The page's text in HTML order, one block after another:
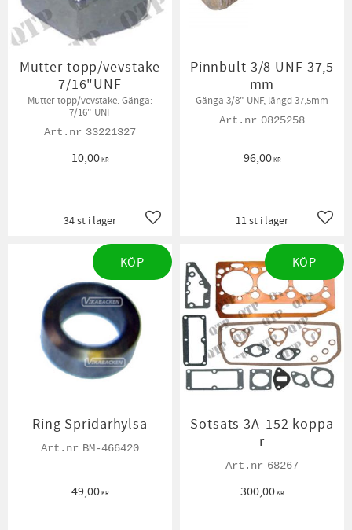
Mutter topp/vevstake
7/16"UNF
Mutter topp/vevstake. Gänga:
7/16" UNF
33221327
10,00KR
Lägg till i favoriter
34 st i lager
Pinnbult 3/8 UNF 37,5
mm
Gänga 3/8" UNF, längd 37,5mm
0825258
96,00KR
11 st i lager
Ring Spridarhylsa
BM-466420
49,00KR
KÖP
Sotsats 3A-152 koppa
r
68267
300,00KR
KÖP